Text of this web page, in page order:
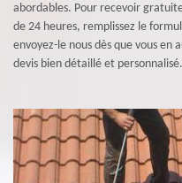
abordables. Pour recevoir
de 24 heures, remplissez le
envoyez-le nous dès que vous en
devis bien détaillé et personnalisé.